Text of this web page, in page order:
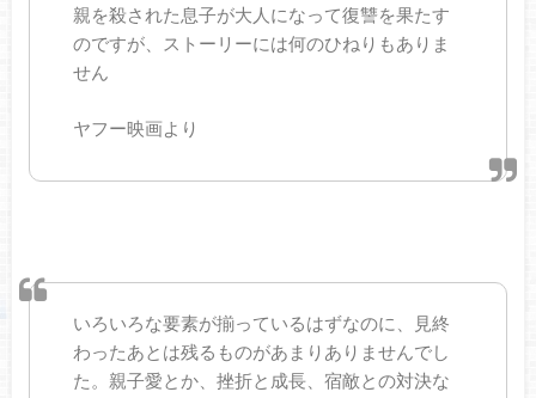
親を殺された息子が大人になって復讐を果たす
のですが、ストーリーには何のひねりもありま
せん
ヤフー映画より
いろいろな要素が揃っているはずなのに、見終
わったあとは残るものがあまりありませんでし
た。親子愛とか、挫折と成長、宿敵との対決な